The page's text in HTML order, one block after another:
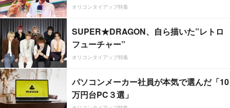
オリコンタイアップ特集
SUPER★DRAGON、自ら描いた”レトロ
フューチャー”
オリコンタイアップ特集
パソコンメーカー社員が本気で選んだ「10
万円台PC３選」